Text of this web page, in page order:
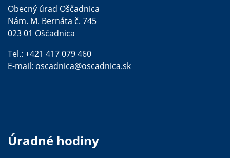
Obecný úrad Oščadnica
Nám. M. Bernáta č. 745
023 01 Oščadnica
Tel.: +421 417 079 460
E-mail: oscadnica@oscadnica.sk
Úradné hodiny